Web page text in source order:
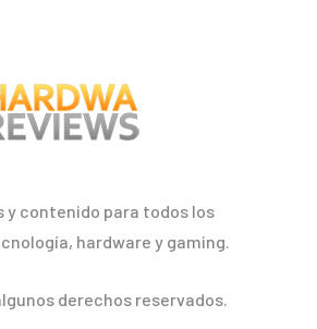
y contenido para todos los
hardware y gaming.
derechos reservados.